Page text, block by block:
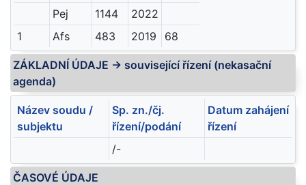
Pej
1144
2022
1
Afs 483 2019 68
ZÁKLADNÍ ÚDAJE -> související řízení (nekasační
agenda)
Název soudu /
subjektu
Sp. zn./čj.
řízení/podání
Datum zahájení
řízení
/-
ČASOVÉ ÚDAJE